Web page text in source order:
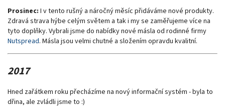
Prosinec: I v tento rušný a náročný měsíc přidáváme nové produkty.
Zdravá strava hýbe celým světem a tak i my se zaměřujeme více na
tyto doplňky. Vybrali jsme do nabídky nové másla od rodinné firmy
Nutspread. Másla jsou velmi chutné a složením opravdu kvalitní.
2017
Hned zařátkem roku přecházíme na nový informační systém - byla to
dřina, ale zvládli jsme to :)